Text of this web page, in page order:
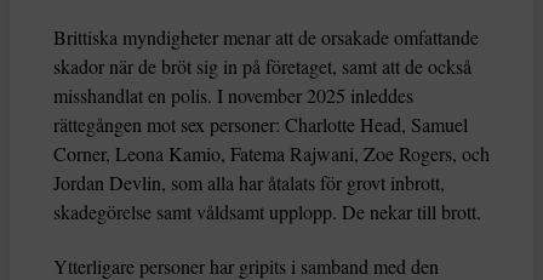
Brittiska myndigheter menar att de orsakade omfattande
skador när de bröt sig in på företaget, samt att de också
misshandlat en polis. I november 2025 inleddes
rättegången mot sex personer: Charlotte Head, Samuel
Corner, Leona Kamio, Fatema Rajwani, Zoe Rogers, och
Jordan Devlin, som alla har åtalats för grovt inbrott,
skadegörelse samt våldsamt upplopp. De nekar till brott.
Ytterligare personer har gripits i samband med den